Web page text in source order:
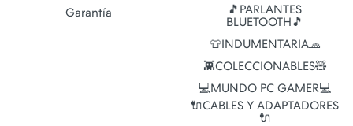
Garantía
🎵PARLANTES
BLUETOOTH🎵
👕INDUMENTARIA🧢
👾COLECCIONABLES🧸
💻MUNDO PC GAMER💻
🔌CABLES Y ADAPTADORES
🔌